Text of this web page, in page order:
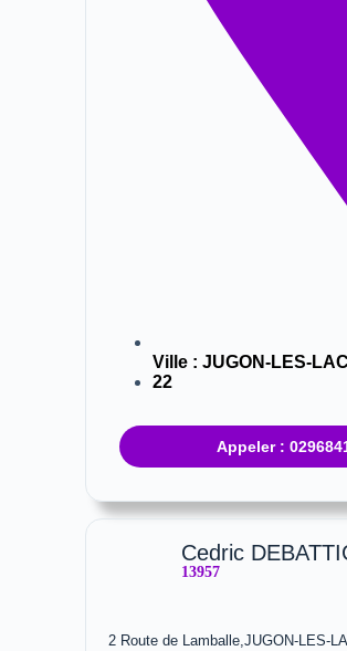
Ville :JUGON-LES-
22
Appeler :
Cedric
13957
2 Route de Lamballe,JUGON-LES-